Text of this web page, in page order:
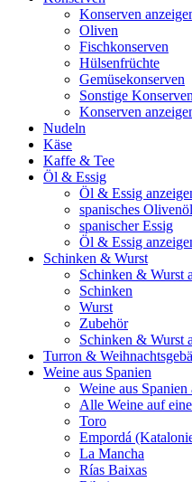
Konserven
Oliven
Fischkonserven
Hülsenfrüchte
Gemüsekonserven
Sonstige Konserven
Konserven
Nudeln
Käse
Kaffe & Tee
Öl & Essig
Öl & Essig
spanisches Olivenöl
spanischer Essig
Öl & Essig
Schinken & Wurst
Schinken & Wurst
Schinken
Wurst
Zubehör
Schinken & Wurst
Turron &
Weine aus Spanien
Weine aus Spanien
Alle Weine auf
Toro
Empordá
La Mancha
Rías Baixas